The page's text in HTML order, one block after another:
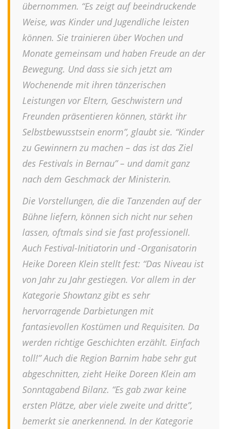
übernommen. “Es zeigt auf beeindruckende
Weise, was Kinder und Jugendliche leisten
können. Sie trainieren über Wochen und
Monate gemeinsam und haben Freude an der
Bewegung. Und dass sie sich jetzt am
Wochenende mit ihren tänzerischen
Leistungen vor Eltern, Geschwistern und
Freunden präsentieren können, stärkt ihr
Selbstbewusstsein enorm”, glaubt sie. “Kinder
zu Gewinnern zu machen – das ist das Ziel
des Festivals in Bernau” – und damit ganz
nach dem Geschmack der Ministerin.
Die Vorstellungen, die die Tanzenden auf der
Bühne liefern, können sich nicht nur sehen
lassen, oftmals sind sie fast professionell.
Auch Festival-Initiatorin und -Organisatorin
Heike Doreen Klein stellt fest: “Das Niveau ist
von Jahr zu Jahr gestiegen. Vor allem in der
Kategorie Showtanz gibt es sehr
hervorragende Darbietungen mit
fantasievollen Kostümen und Requisiten. Da
werden richtige Geschichten erzählt. Einfach
toll!” Auch die Region Barnim habe sehr gut
abgeschnitten, zieht Heike Doreen Klein am
Sonntagabend Bilanz. “Es gab zwar keine
ersten Plätze, aber viele zweite und dritte”,
bemerkt sie anerkennend. In der Kategorie